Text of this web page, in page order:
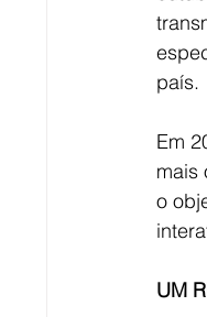
país.
Em
mais
o
UM